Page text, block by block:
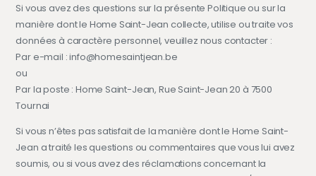
Si vous avez des questions sur la présente Politique ou sur la
manière dont le Home Saint-Jean collecte, utilise ou traite vos
données à caractère personnel, veuillez nous contacter :
Par e-mail : info@homesaintjean.be
ou
Par la poste : Home Saint-Jean, Rue Saint-Jean 20 à 7500
Tournai
Si vous n’êtes pas satisfait de la manière dont le Home Saint-
Jean a traité les questions ou commentaires que vous lui avez
soumis, ou si vous avez des réclamations concernant la